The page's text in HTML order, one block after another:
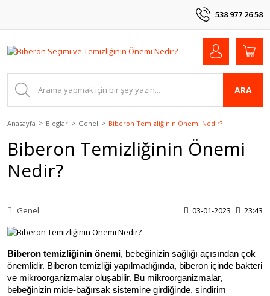
538 977 26 58
ARA
Anasayfa Bloglar Genel Biberon Temizliğinin Önemi Nedir?
Biberon Temizliğinin Önemi
Nedir?
Genel 03-01-2023 23:43
Biberon temizliğinin önemi, bebeğinizin sağlığı açısından çok
önemlidir. Biberon temizliği yapılmadığında, biberon içinde bakteri
ve mikroorganizmalar oluşabilir. Bu mikroorganizmalar,
bebeğinizin mide-bağırsak sistemine girdiğinde, sindirim